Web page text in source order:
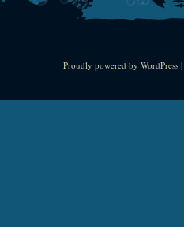
Proudly powered by WordPress |